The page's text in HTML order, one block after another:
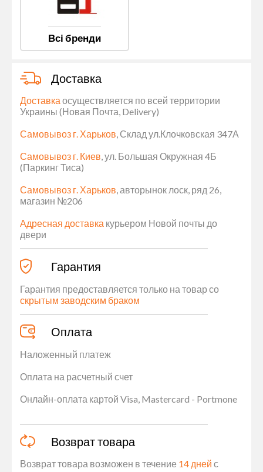
Всі бренди
Доставка
Доставка осуществляется по всей территории
Украины (Новая Почта, Delivery)
Самовывоз г. Харьков, Склад ул.Клочковская 347А
Самовывоз г. Киев, ул. Большая Окружная 4Б
(Паркинг Тиса)
Самовывоз г. Харьков, авторынок лоск, ряд 26,
магазин №206
Адресная доставка курьером Новой почты до
двери
Гарантия
Гарантия предоставляется только на товар со
скрытым заводским браком
Оплата
Наложенный платеж
Оплата на расчетный счет
Онлайн-оплата картой Visa, Mastercard - Portmone
Возврат товара
Возврат товара возможен в течение 14 дней с